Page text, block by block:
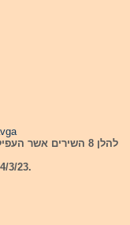
להלן 8 השירים אשר העפילו לגמר שיתקיים ב-4/3/23.
3/23.